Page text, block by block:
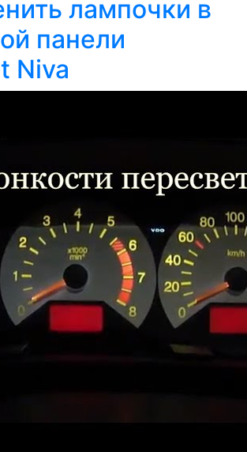
лампочки в
панели
Niva